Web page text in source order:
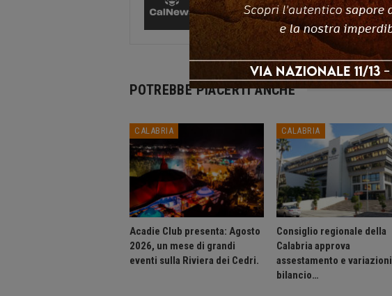
Comments
POTREBBE PIACERTI ANCHE
CALABRIA
Acadie Club presenta: Agosto
2026, un mese di grandi
eventi sulla Riviera dei Cedri.
CALABRIA
Consiglio regionale della
Calabria approva
assestamento e variazioni
bilancio…